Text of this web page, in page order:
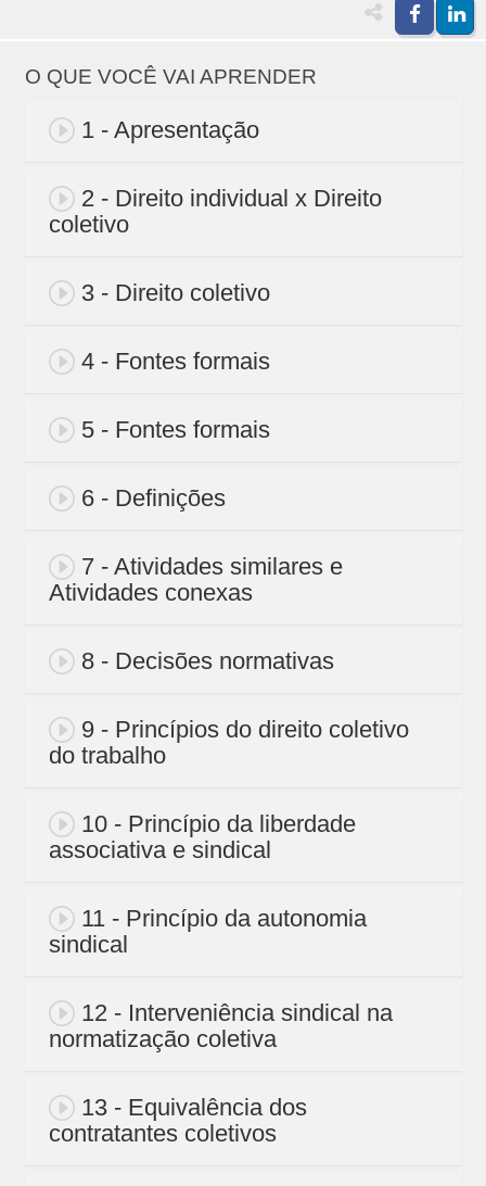
O QUE VOCÊ VAI APRENDER
1 - Apresentação
2 - Direito individual x Direito
coletivo
3 - Direito coletivo
4 - Fontes formais
5 - Fontes formais
6 - Definições
7 - Atividades similares e
Atividades conexas
8 - Decisões normativas
9 - Princípios do direito coletivo
do trabalho
10 - Princípio da liberdade
associativa e sindical
11 - Princípio da autonomia
sindical
12 - Interveniência sindical na
normatização coletiva
13 - Equivalência dos
contratantes coletivos